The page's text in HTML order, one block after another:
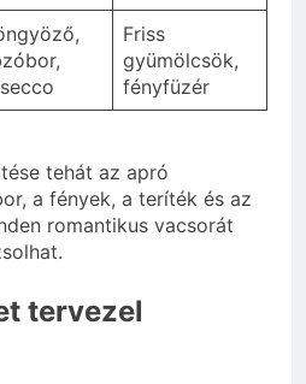
Friss
gyümölcsök,
fényfüzér
tehát az apró
a fények, a teríték és az
romantikus vacsorát
tervezel